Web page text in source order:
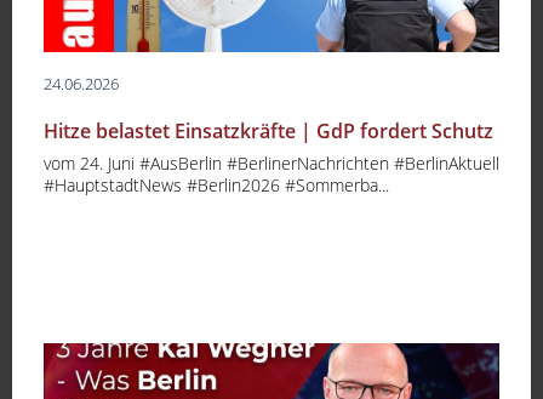
24.06.2026
Hitze belastet Einsatzkräfte | GdP fordert Schutz
vom 24. Juni #AusBerlin #BerlinerNachrichten #BerlinAktuell
#HauptstadtNews #Berlin2026 #Sommerba...